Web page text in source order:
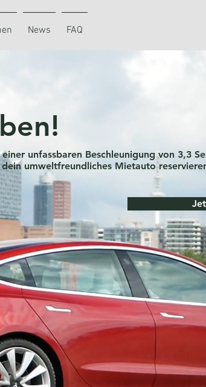
News FAQ
unfassbaren Beschleunigung von 3,3
umweltfreundliches Mietauto